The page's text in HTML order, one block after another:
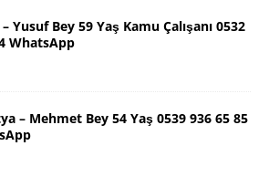
Yusuf Bey 59 Yaş Kamu Çalışanı 0532
WhatsApp
– Mehmet Bey 54 Yaş 0539 936 65 85